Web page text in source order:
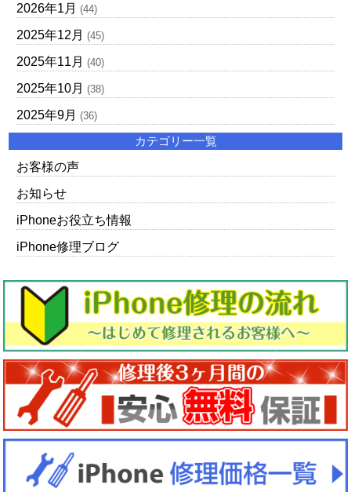
2026年1月 (44)
2025年12月 (45)
2025年11月 (40)
2025年10月 (38)
2025年9月 (36)
カテゴリー一覧
お客様の声
お知らせ
iPhoneお役立ち情報
iPhone修理ブログ